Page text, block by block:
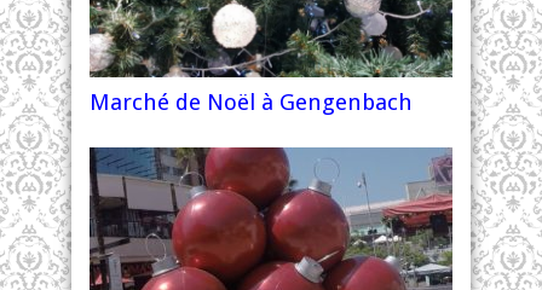
Marché de Noël à Gengenbach